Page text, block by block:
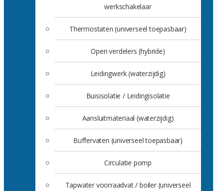
werkschakelaar
Thermostaten (universeel toepasbaar)
Open verdelers (hybride)
Leidingwerk (waterzijdig)
Buisisolatie / Leidingisolatie
Aansluitmateriaal (waterzijdig)
Buffervaten (universeel toepasbaar)
Circulatie pomp
Tapwater voorraadvat / boiler (universeel